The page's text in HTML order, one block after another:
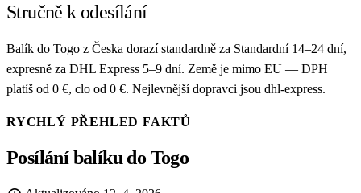
Stručně k odesílání
Balík do Togo z Česka dorazí standardně za Standardní 14–24 dní,
expresně za DHL Express 5–9 dní. Země je mimo EU — DPH
platíš od 0 €, clo od 0 €. Nejlevnější dopravci jsou dhl-express.
RYCHLÝ PŘEHLED FAKTŮ
Posílání balíku do Togo